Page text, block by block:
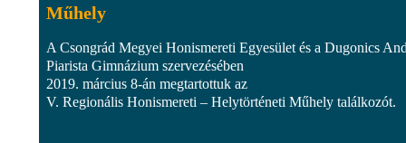
Műhely
A Csongrád Megyei Honismereti Egyesület és a Dugonics
Piarista Gimnázium szervezésében
2019. március 8-án megtartottuk az
V. Regionális Honismereti – Helytörténeti Műhely találkozót.